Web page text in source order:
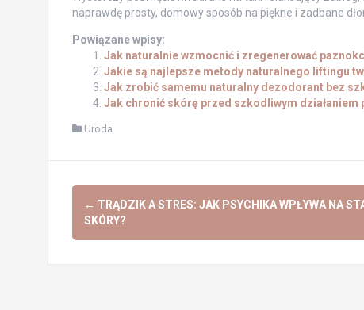
naprawdę prosty, domowy sposób na piękne i zadbane
Powiązane wpisy:
Jak naturalnie wzmocnić i zregenerować
Jakie są najlepsze metody naturalnego liftingu
Jak zrobić samemu naturalny dezodorant bez
Jak chronić skórę przed szkodliwym działaniem
Uroda
Post
navigation
← TRĄDZIK A STRES: JAK PSYCHIKA WPŁYWA NA
SKÓRY?